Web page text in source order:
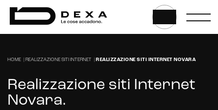
HOME REALIZZAZIONE SITI INTERNET REALIZZAZIONE SITI INTERNET NOVARA
Realizzazione siti Internet
Novara.